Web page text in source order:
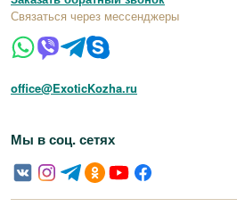
Связаться через мессенджеры
office@ExoticKozha.ru
Мы в соц. сетях